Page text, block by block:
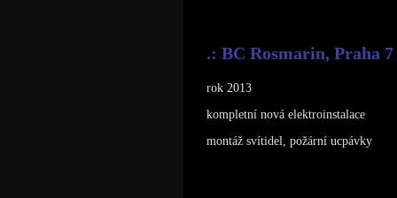
.: BC Rosmarin, Praha 7
rok 2013
kompletní nová elektroinstalace
montáž svítidel, požární ucpávky